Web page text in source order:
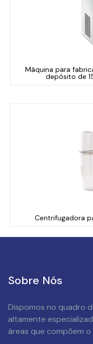
Máquina para
depósito de
Centrifugadora
Sobre Nós
Dispomos no quadro
altamente
áreas que compõem